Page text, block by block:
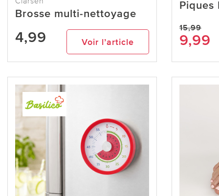
Brosse multi-nettoyage
4,99 Voir l’article
15,99
9,99